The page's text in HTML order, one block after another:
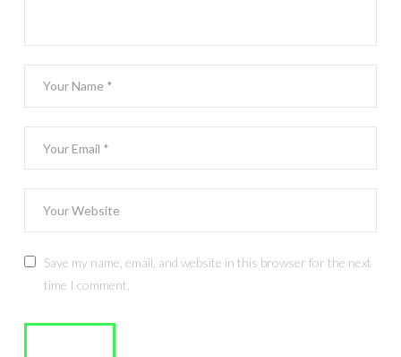
Save my name, email, and website in this browser for the next
time I comment.